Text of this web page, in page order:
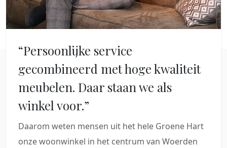
“Persoonlijke service
gecombineerd met hoge kwaliteit
meubelen. Daar staan we als
winkel voor.”
Daarom weten mensen uit het hele Groene Hart
onze woonwinkel in het centrum van Woerden